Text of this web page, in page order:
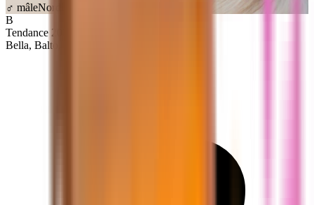
♂ mâleNordique
B
Tendance 2026
Bella, Balto, Biscotte